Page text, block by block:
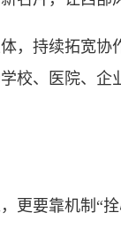
持续拓宽协
校、医院、
要靠机制“拴